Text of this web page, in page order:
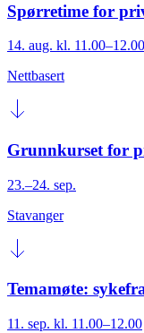
Spørretime for
14. aug. kl. 11.00–12.00
Nettbasert
Grunnkurset for
23.–24. sep.
Stavanger
Temamøte:
11. sep. kl. 11.00–12.00